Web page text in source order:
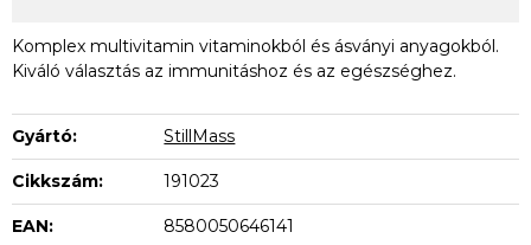
Komplex multivitamin vitaminokból és ásványi anyagokból.
Kiváló választás az immunitáshoz és az egészséghez.
Gyártó: StillMass
Cikkszám: 191023
EAN: 8580050646141